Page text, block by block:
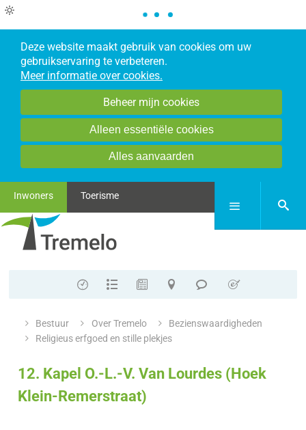
Deze website maakt gebruik van cookies om uw
gebruikservaring te verbeteren.
Meer informatie over cookies.
Beheer mijn cookies
Alleen essentiële cookies
Alles aanvaarden
Inwoners Toerisme
openingsuren
Bestuur Over Tremelo
Bezienswaardigheden
Religieus erfgoed en stille plekjes
12. Kapel O.-L.-V. Van Lourdes (Hoek
Klein-Remerstraat)